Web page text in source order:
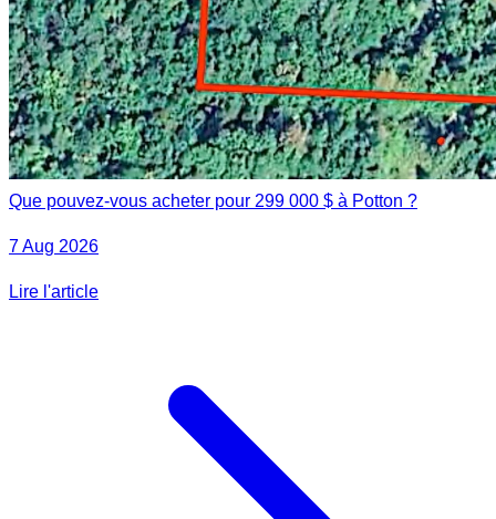
Que pouvez-vous acheter pour 299 000 $ à Potton ?
7 Aug 2026
Lire l'article